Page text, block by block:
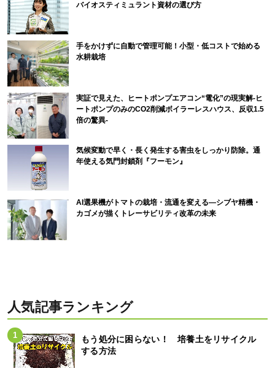
バイオスティミュラント資材の選び方
手をかけずに自動で管理可能！小型・低コストで始める
水耕栽培
実証で見えた、ヒートポンプエアコン“電化”の現実解-ヒ
ートポンプのみのCO2削減ボイラーレスハウス、反収1.5
倍の驚異-
気候変動で早く・長く発生する害虫をしっかり防除。通
年使える気門封鎖剤『フーモン』
AI選果機がトマトの栽培・流通を変える―シブヤ精機・
カゴメが描くトレーサビリティ改革の未来
人気記事ランキング
もう処分に困らない！ 培養土をリサイクル
する方法